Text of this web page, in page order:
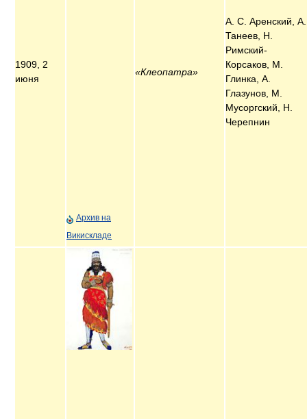
1909, 2
июня
Архив на
Викискладе
«Клеопатра»
А. С. Аренский, А.
Танеев, Н.
Римский-
Корсаков, М.
Глинка, А.
Глазунов, М.
Мусоргский, Н.
Черепнин